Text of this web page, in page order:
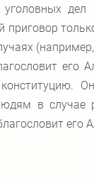
дел
его
в случае
его